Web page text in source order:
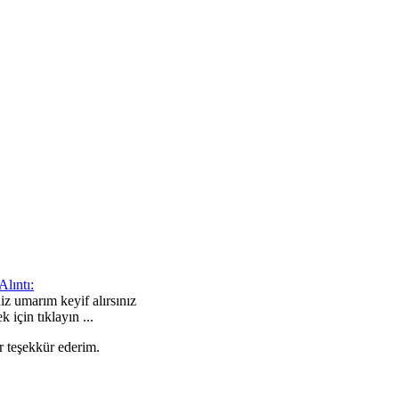
umarım keyif alırsınız
için tıklayın ...
teşekkür ederim.